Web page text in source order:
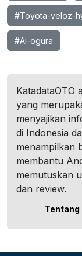
#Toyota-veloz-
#Ai-ogura
KatadataOTO
yang
menyajikan
di Indonesia
menampilkan
membantu
memutuskan
dan review.
Tentang